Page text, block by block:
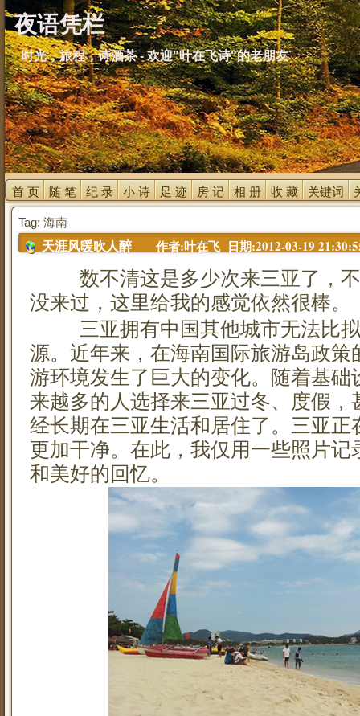
夜语凭栏
时光，旅程，诗酒茶 - 欢迎"叶在飞诗"的老朋友
首 页 随 笔 纪 录 小 诗 足 迹 房 记 相 册 收 藏 关键词
Tag: 海南
天涯风暖吹人醉
作者:叶在飞 日期:2012-03-19
数不清这是多少次来三亚了，不
没来过，这里给我的感觉依然很棒。
三亚拥有中国其他城市无法比拟
源。近年来，在海南国际旅游岛政
游环境发生了巨大的变化。随着基
来越多的人选择来三亚过冬、度假
经长期在三亚生活和居住了。三亚
更加干净。在此，我仅用一些照片
和美好的回忆。